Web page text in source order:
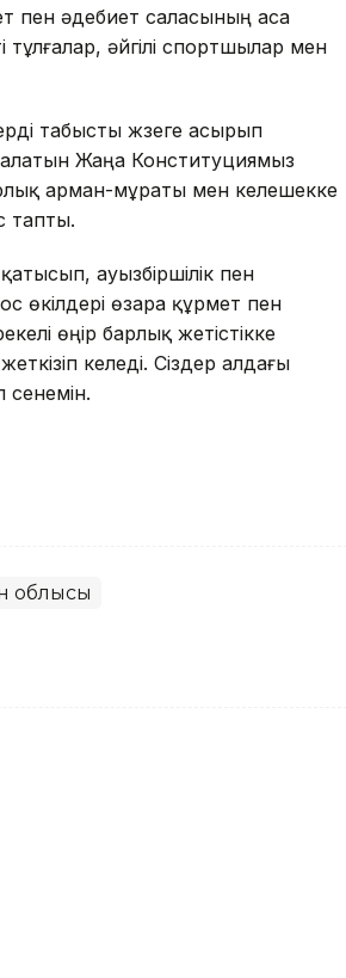
пен әдебиет саласының аса
тұлғалар, әйгілі спортшылар мен
табысты жүзеге асырып
Жаңа Конституциямыз
арман-мұраты мен келешекке
тапты.
ауызбіршілік пен
өкілдері өзара құрмет пен
өңір барлық жетістікке
келеді. Сіздер алдағы
сенемін.
облысы